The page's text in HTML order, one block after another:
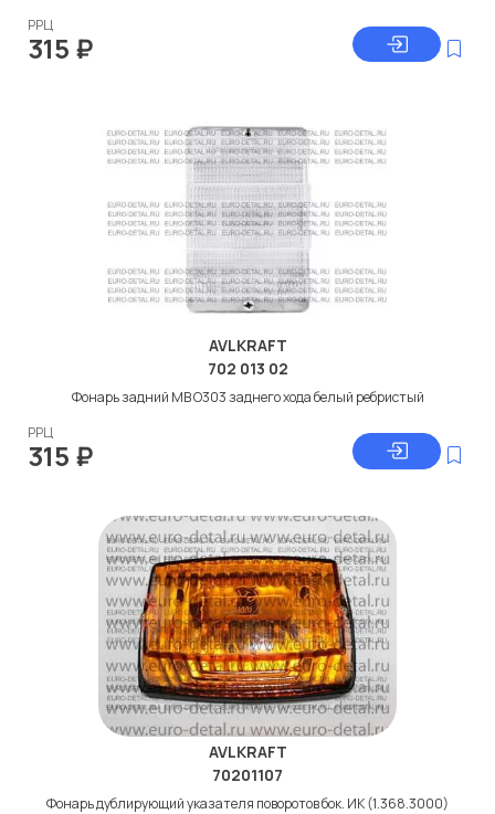
РРЦ
315 ₽
AVLKRAFT
702 013 02
Фонарь задний МВ О303 заднего хода белый ребристый
РРЦ
315 ₽
AVLKRAFT
70201107
Фонарь дублирующий указателя поворотов бок. ИК (1.368.3000)